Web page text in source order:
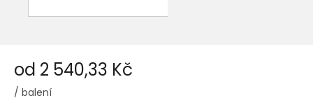
od 2 540,33 Kč
/ balení